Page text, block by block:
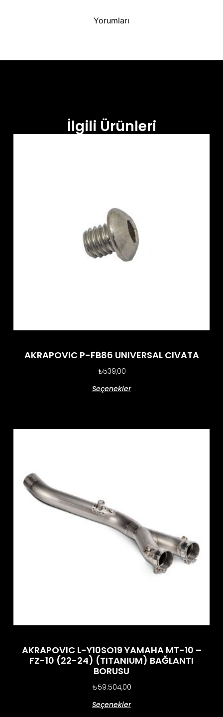
Yorumları
İlgili Ürünleri
AKRAPOVIC P-FB86 UNIVERSAL CIVATA
₺539,00
Seçenekler
AKRAPOVIC L-Y10SO19 YAMAHA MT-10 –
FZ-10 (22-24) (TITANIUM) BAĞLANTI
BORUSU
₺59.504,00
Seçenekler